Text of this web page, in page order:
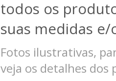
todos os
suas medidas e/
Fotos ilustrativas,
veja os detalhes dos